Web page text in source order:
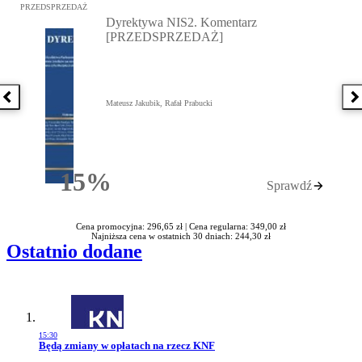
Poprzednia książka
Przejdź do: Dyrektywa NIS2. Komentarz [PRZEDSPRZEDAŻ],
PRZEDSPRZEDAŻ
15%Rabatu
Dyrektywa NIS2. Komentarz
[PRZEDSPRZEDAŻ]
Mateusz Jakubik, Rafał Prabucki
Sprawdź
Cena promocyjna: 296,65 zł | Cena regularna: 349,00 zł
Najniższa cena w ostatnich 30 dniach: 244,30 zł
Ostatnio dodane
15:30
Przejdź do artykułu:
Będą zmiany w opłatach na rzecz KNF